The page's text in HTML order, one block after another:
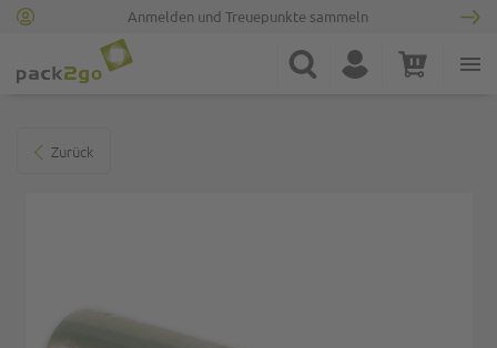
Anmelden und Treuepunkte sammeln
Suche Konto Warenkorb
Zurück